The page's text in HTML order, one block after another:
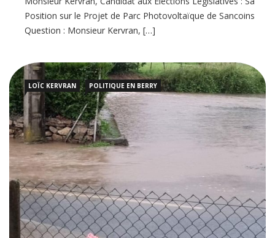
Position sur le Projet de Parc Photovoltaïque de Sancoins
Question : Monsieur Kervran, […]
LOÏC KERVRAN POLITIQUE EN BERRY